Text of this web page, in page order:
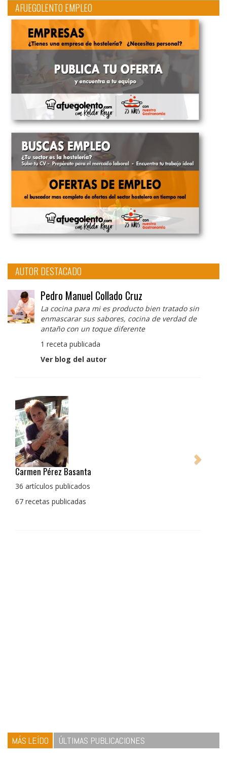
AFUEGOLENTO EMPLEO
AUTOR DESTACADO
Pedro Manuel Collado Cruz
La cocina para mi es producto bien tratado sin
enmascarar sus sabores, cocina de verdad de
antaño con un toque diferente
1 receta publicada
Ver blog del autor
Pedro Manuel Collado Cruz
La cocina para mi es producto bien tratado sin
con un toque diferente